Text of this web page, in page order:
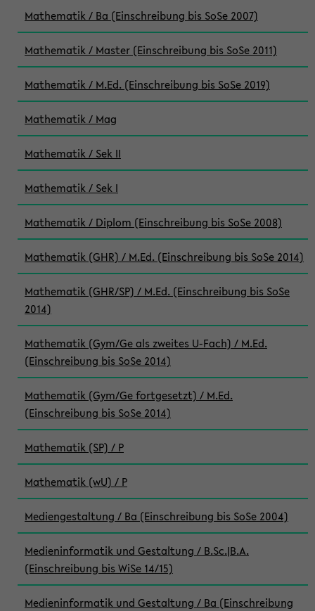
Mathematik / Ba (Einschreibung bis SoSe 2007)
Mathematik / Master (Einschreibung bis SoSe 2011)
Mathematik / M.Ed. (Einschreibung bis SoSe 2019)
Mathematik / Mag
Mathematik / Sek II
Mathematik / Sek I
Mathematik / Diplom (Einschreibung bis SoSe 2008)
Mathematik (GHR) / M.Ed. (Einschreibung bis SoSe 2014)
Mathematik (GHR/SP) / M.Ed. (Einschreibung bis SoSe
2014)
Mathematik (Gym/Ge als zweites U-Fach) / M.Ed.
(Einschreibung bis SoSe 2014)
Mathematik (Gym/Ge fortgesetzt) / M.Ed.
(Einschreibung bis SoSe 2014)
Mathematik (SP) / P
Mathematik (wU) / P
Mediengestaltung / Ba (Einschreibung bis SoSe 2004)
Medieninformatik und Gestaltung / B.Sc.|B.A.
(Einschreibung bis WiSe 14/15)
Medieninformatik und Gestaltung / Ba (Einschreibung